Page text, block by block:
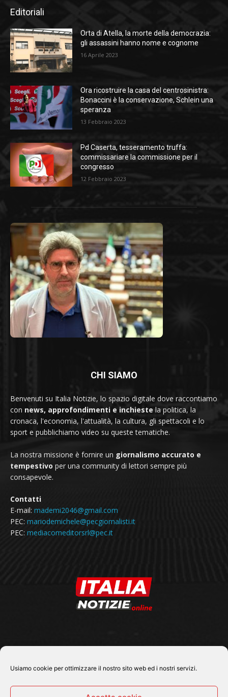
Usiamo cookie per ottimizzare il nostro sito web ed i nostri servizi.
Editoriali
Orta di Atella, la morte della democrazia:
gli assassini hanno nome e cognome
16 Aprile 2023
Ora ricostruire la casa del centrosinistra:
Bonaccini è la conservazione, Schlein una
speranza
13 Febbraio 2023
Pd Caserta, tesseramento truffa:
commissariare la commissione per il
congresso
12 Febbraio 2023
CHI SIAMO
Benvenuti su Italia Notizie, lo spazio digitale dove raccontiamo
con news, approfondimenti e inchieste la politica, la
cronaca, l'economia, l'attualità, la cultura, gli spettacoli e lo
sport e pubblichiamo video su queste tematiche.
La nostra missione è fornire un giornalismo accurato e
tempestivo per una community di lettori sempre più
consapevole.
Contatti
E-mail: mademi2046@gmail.com
PEC: mariodemichele@pecgiornalisti.it
PEC: mediacomeditorsrl@pec.it
SEGUICI SU